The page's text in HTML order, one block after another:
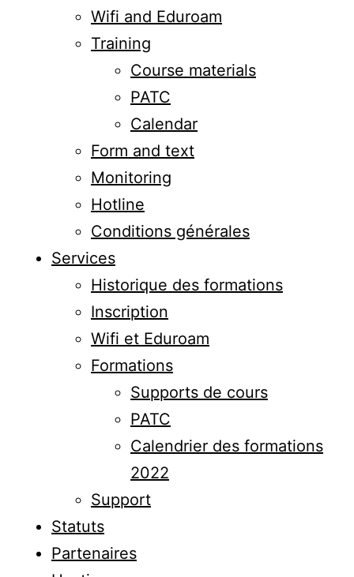
Wifi and Eduroam
Training
Course materials
PATC
Calendar
Form and text
Monitoring
Hotline
Conditions générales
Services
Historique des formations
Inscription
Wifi et Eduroam
Formations
Supports de cours
PATC
Calendrier des formations
2022
Support
Statuts
Partenaires